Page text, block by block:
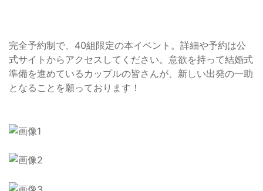
完全予約制で、40組限定の本イベント。詳細や予約は公
式サイトからアクセスしてください。意欲を持って結婚式
準備を進めているカップルの皆さんが、新しい出発の一助
となることを願っております！